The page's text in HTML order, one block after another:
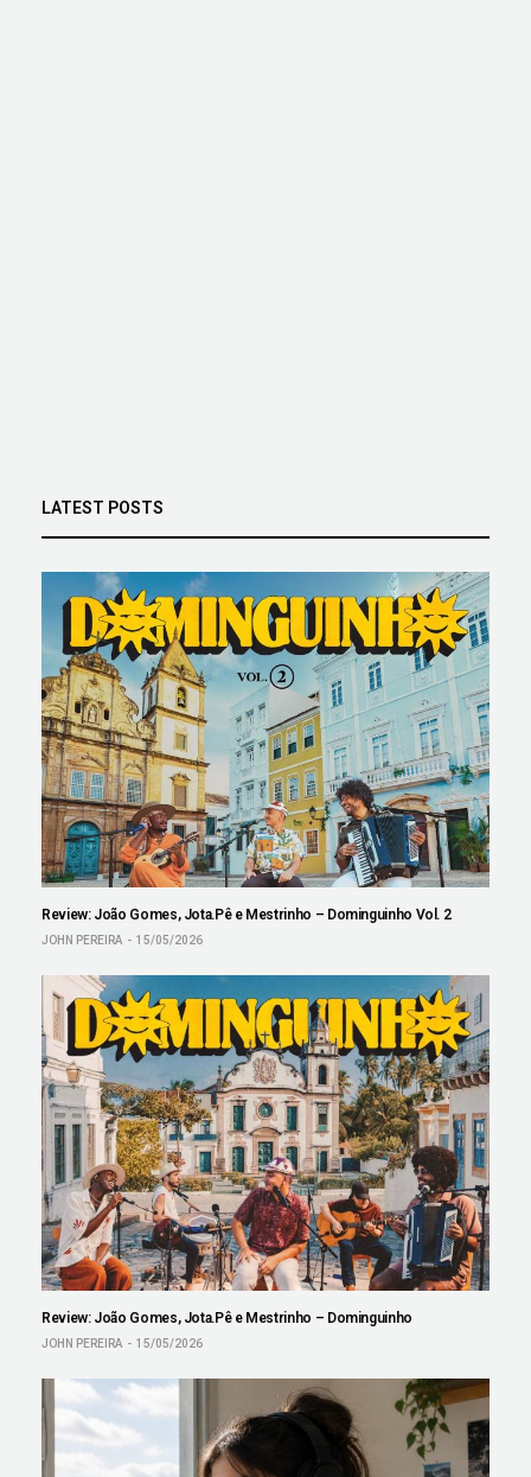
LATEST POSTS
Review: João Gomes, Jota.Pê e Mestrinho – Dominguinho Vol. 2
JOHN PEREIRA 15/05/2026
Review: João Gomes, Jota.Pê e Mestrinho – Dominguinho
JOHN PEREIRA 15/05/2026